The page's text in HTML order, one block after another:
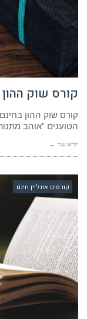
קורס שוק
קורס שוק ההון
הטוענים "אוהב
קרא עוד ←
קורסים אונליין חינם